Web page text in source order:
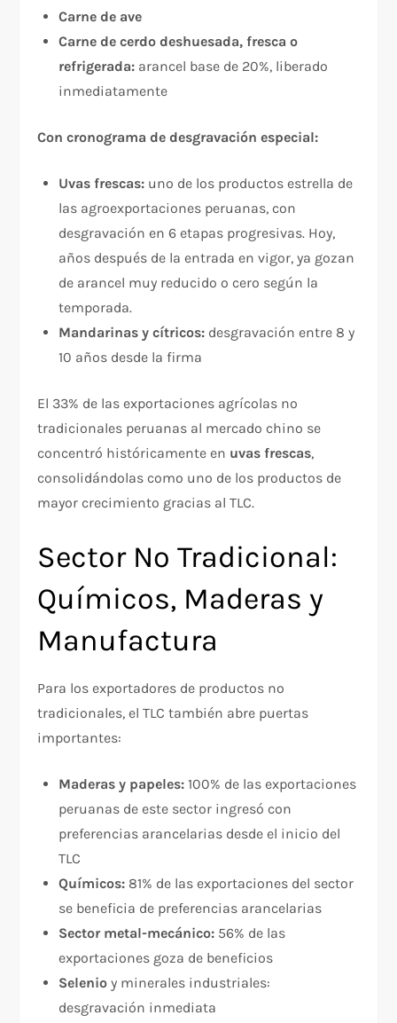
Carne de ave
Carne de cerdo deshuesada, fresca o
refrigerada: arancel base de 20%, liberado
inmediatamente
Con cronograma de desgravación especial:
Uvas frescas: uno de los productos estrella de
las agroexportaciones peruanas, con
desgravación en 6 etapas progresivas. Hoy,
años después de la entrada en vigor, ya gozan
de arancel muy reducido o cero según la
temporada.
Mandarinas y cítricos: desgravación entre 8 y
10 años desde la firma
El 33% de las exportaciones agrícolas no
tradicionales peruanas al mercado chino se
concentró históricamente en uvas frescas,
consolidándolas como uno de los productos de
mayor crecimiento gracias al TLC.
Sector No Tradicional:
Químicos, Maderas y
Manufactura
Para los exportadores de productos no
tradicionales, el TLC también abre puertas
importantes:
Maderas y papeles: 100% de las exportaciones
peruanas de este sector ingresó con
preferencias arancelarias desde el inicio del
TLC
Químicos: 81% de las exportaciones del sector
se beneficia de preferencias arancelarias
Sector metal-mecánico: 56% de las
exportaciones goza de beneficios
Selenio y minerales industriales:
desgravación inmediata